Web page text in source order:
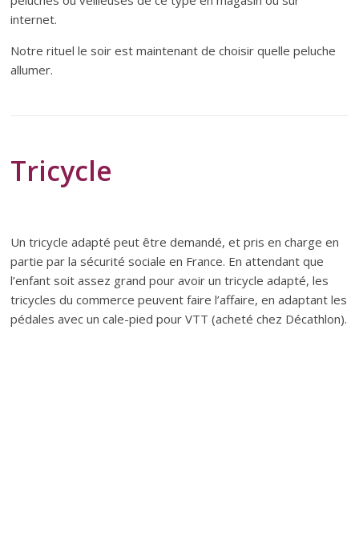
internet.
Notre rituel le soir est maintenant de choisir quelle peluche
allumer.
Tricycle
Un tricycle adapté peut être demandé, et pris en charge en
partie par la sécurité sociale en France. En attendant que
l’enfant soit assez grand pour avoir un tricycle adapté, les
tricycles du commerce peuvent faire l’affaire, en adaptant les
pédales avec un cale-pied pour VTT (acheté chez Décathlon).